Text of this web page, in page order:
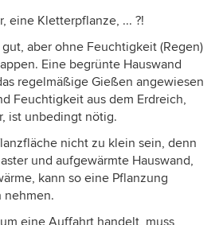
eine Kletterpflanze, ... ?!
aber ohne Feuchtigkeit (Regen)
Eine begrünte Hauswand
regelmäßige Gießen angewiesen
Feuchtigkeit aus dem Erdreich,
ist unbedingt nötig.
nicht zu klein sein, denn
und aufgewärmte Hauswand,
kann so eine Pflanzung
nehmen.